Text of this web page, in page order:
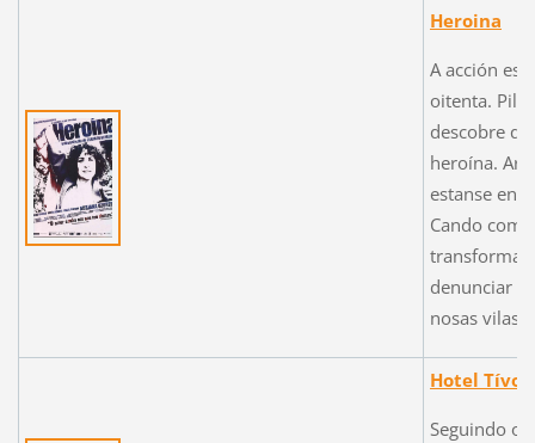
Heroina
A acción
oitenta.
descobre
heroína.
estanse
Cando
denunciar a
nosas vilas
Hotel Tívoli
Seguindo o